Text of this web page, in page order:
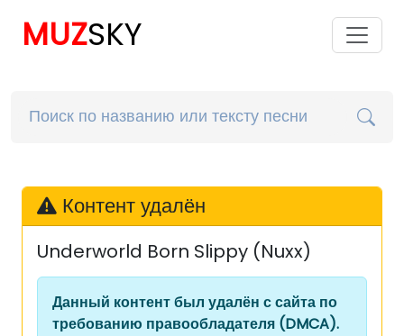
MUZSKY
Контент удалён
Underworld Born Slippy (Nuxx)
Данный контент был удалён с сайта по
требованию правообладателя (DMCA).